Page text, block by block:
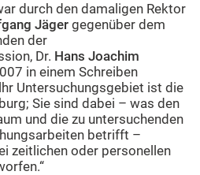
durch den damaligen Rektor
Jäger gegenüber dem
der
Dr. Hans Joachim
in einem Schreiben
Untersuchungsgebiet ist die
Sie sind dabei – was den
und die zu untersuchenden
betrifft –
zeitlichen oder personellen